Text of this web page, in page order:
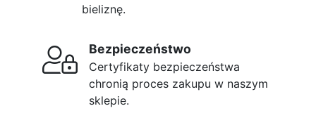
bieliznę.
Bezpieczeństwo
Certyfikaty bezpieczeństwa
chronią proces zakupu w naszym
sklepie.